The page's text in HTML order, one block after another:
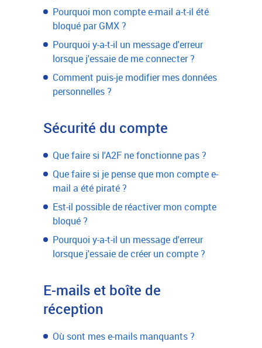
Pourquoi mon compte e-mail a-t-il été
bloqué par GMX ?
Pourquoi y-a-t-il un message d'erreur
lorsque j'essaie de me connecter ?
Comment puis-je modifier mes données
personnelles ?
Sécurité du compte
Que faire si l'A2F ne fonctionne pas ?
Que faire si je pense que mon compte e-
mail a été piraté ?
Est-il possible de réactiver mon compte
bloqué ?
Pourquoi y-a-t-il un message d'erreur
lorsque j'essaie de créer un compte ?
E-mails et boîte de
réception
Où sont mes e-mails manquants ?